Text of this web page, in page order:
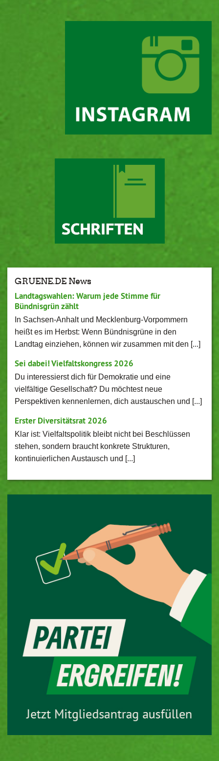
GRUENE.DE News
Landtagswahlen: Warum jede Stimme für
Bündnisgrün zählt
In Sachsen-Anhalt und Mecklenburg-Vorpommern
heißt es im Herbst: Wenn Bündnisgrüne in den
Landtag einziehen, können wir zusammen mit den [...]
Sei dabei! Vielfaltskongress 2026
Du interessierst dich für Demokratie und eine
vielfältige Gesellschaft? Du möchtest neue
Perspektiven kennenlernen, dich austauschen und [...]
Erster Diversitätsrat 2026
Klar ist: Vielfaltspolitik bleibt nicht bei Beschlüssen
stehen, sondern braucht konkrete Strukturen,
kontinuierlichen Austausch und [...]